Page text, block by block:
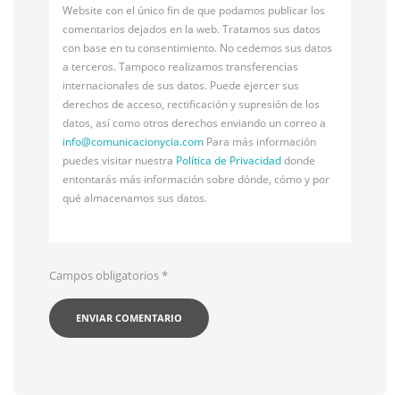
Website con el único fin de que podamos publicar los
comentarios dejados en la web. Tratamos sus datos
con base en tu consentimiento. No cedemos sus datos
a terceros. Tampoco realizamos transferencias
internacionales de sus datos. Puede ejercer sus
derechos de acceso, rectificación y supresión de los
datos, así como otros derechos enviando un correo a
info@comunicacionycia.com Para más información
puedes visitar nuestra Política de Privacidaddonde
entontarás más información sobre dónde, cómo y por
qué almacenamos sus datos.
Campos obligatorios*